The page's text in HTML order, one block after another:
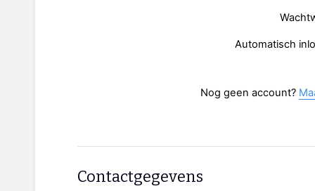
Automatisch
Nog geen account?
Contactgegevens